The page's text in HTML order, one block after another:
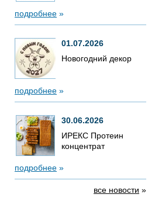
подробнее »
01.07.2026
Новогодний декор
подробнее »
30.06.2026
ИРЕКС Протеин
концентрат
подробнее »
все новости »